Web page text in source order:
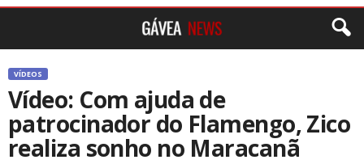
VÍDEOS
Vídeo: Com ajuda de
patrocinador do Flamengo, Zico
realiza sonho no Maracanã